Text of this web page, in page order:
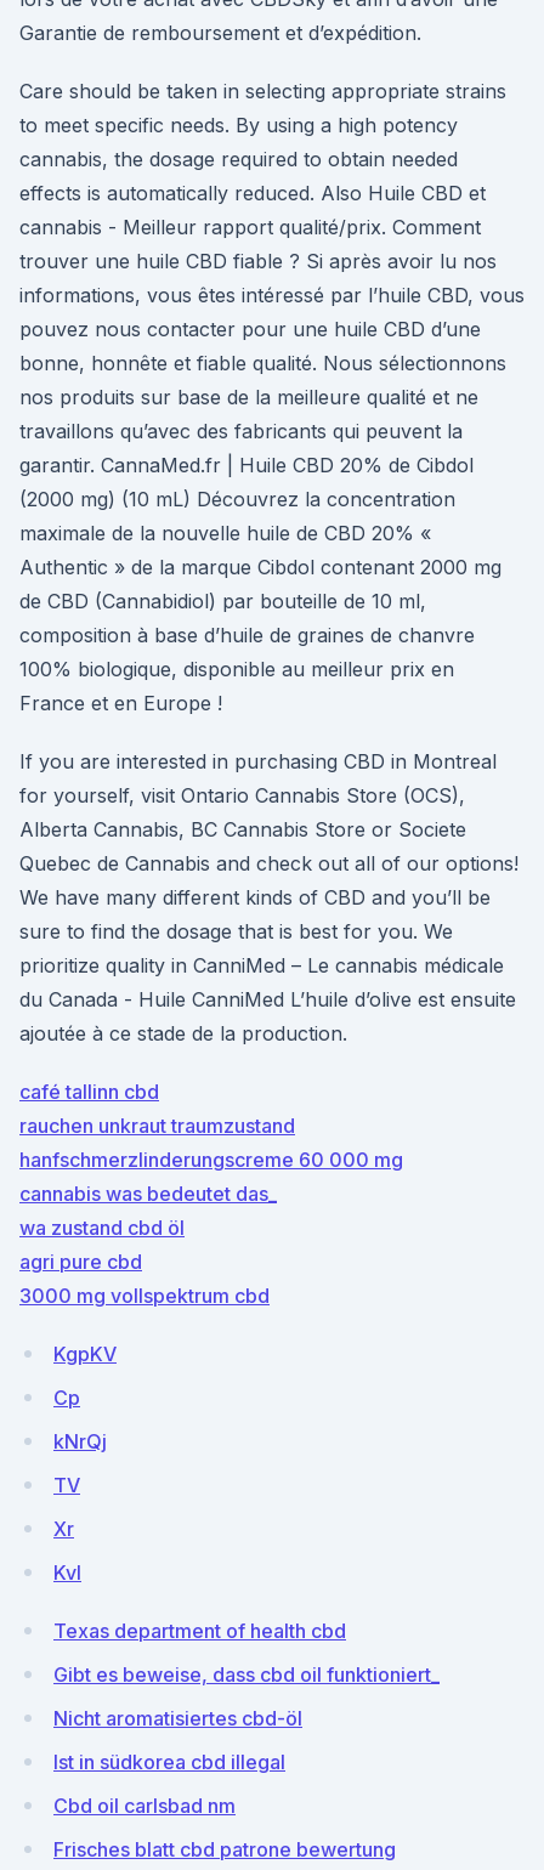
Garantie de remboursement et d’expédition.
Care should be taken in selecting appropriate strains
to meet specific needs. By using a high potency
cannabis, the dosage required to obtain needed
effects is automatically reduced. Also Huile CBD et
cannabis - Meilleur rapport qualité/prix. Comment
trouver une huile CBD fiable ? Si après avoir lu nos
informations, vous êtes intéressé par l’huile CBD, vous
pouvez nous contacter pour une huile CBD d’une
bonne, honnête et fiable qualité. Nous sélectionnons
nos produits sur base de la meilleure qualité et ne
travaillons qu’avec des fabricants qui peuvent la
garantir. CannaMed.fr | Huile CBD 20% de Cibdol
(2000 mg) (10 mL) Découvrez la concentration
maximale de la nouvelle huile de CBD 20% «
Authentic » de la marque Cibdol contenant 2000 mg
de CBD (Cannabidiol) par bouteille de 10 ml,
composition à base d’huile de graines de chanvre
100% biologique, disponible au meilleur prix en
France et en Europe !
If you are interested in purchasing CBD in Montreal
for yourself, visit Ontario Cannabis Store (OCS),
Alberta Cannabis, BC Cannabis Store or Societe
Quebec de Cannabis and check out all of our options!
We have many different kinds of CBD and you’ll be
sure to find the dosage that is best for you. We
prioritize quality in CanniMed – Le cannabis médicale
du Canada - Huile CanniMed L’huile d’olive est ensuite
ajoutée à ce stade de la production.
café tallinn cbd
rauchen unkraut traumzustand
hanfschmerzlinderungscreme 60 000 mg
cannabis was bedeutet das_
wa zustand cbd öl
agri pure cbd
3000 mg vollspektrum cbd
KgpKV
Cp
kNrQj
TV
Xr
KvI
Texas department of health cbd
Gibt es beweise, dass cbd oil funktioniert_
Nicht aromatisiertes cbd-öl
Ist in südkorea cbd illegal
Cbd oil carlsbad nm
Frisches blatt cbd patrone bewertung